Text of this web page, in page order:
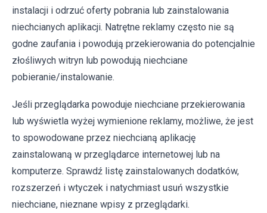
instalacji i odrzuć oferty pobrania lub zainstalowania
niechcianych aplikacji. Natrętne reklamy często nie są
godne zaufania i powodują przekierowania do potencjalnie
złośliwych witryn lub powodują niechciane
pobieranie/instalowanie.
Jeśli przeglądarka powoduje niechciane przekierowania
lub wyświetla wyżej wymienione reklamy, możliwe, że jest
to spowodowane przez niechcianą aplikację
zainstalowaną w przeglądarce internetowej lub na
komputerze. Sprawdź listę zainstalowanych dodatków,
rozszerzeń i wtyczek i natychmiast usuń wszystkie
niechciane, nieznane wpisy z przeglądarki.